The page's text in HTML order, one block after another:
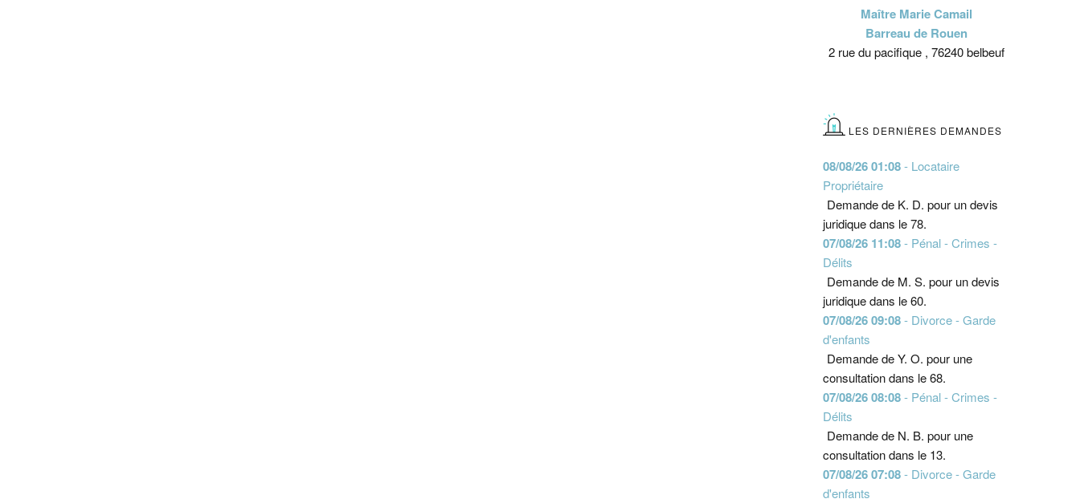
Maître Marie Camail
Barreau de Rouen
2 rue du pacifique , 76240 belbeuf
LES DERNIÈRES DEMANDES
08/08/26 01:08- Locataire
Propriétaire
Demande de K. D. pour un devis
juridique dans le 78.
07/08/26 11:08- Pénal - Crimes -
Délits
Demande de M. S. pour un devis
juridique dans le 60.
07/08/26 09:08- Divorce - Garde
d'enfants
Demande de Y. O. pour une
consultation dans le 68.
07/08/26 08:08- Pénal - Crimes -
Délits
Demande de N. B. pour une
consultation dans le 13.
07/08/26 07:08- Divorce - Garde
d'enfants